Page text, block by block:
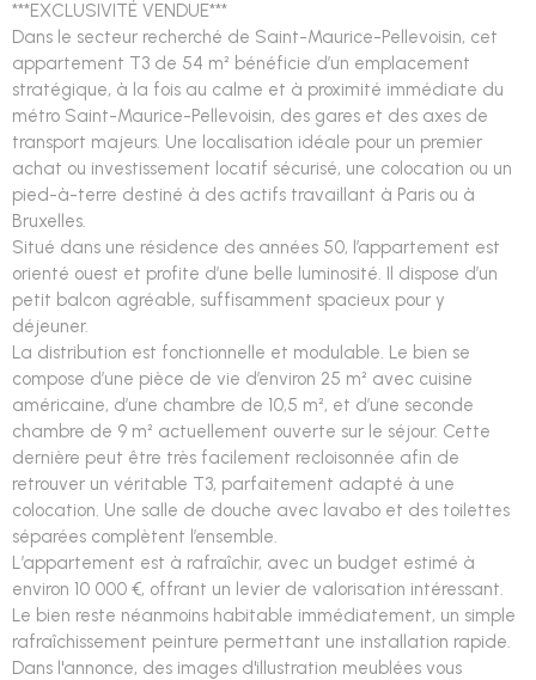
***EXCLUSIVITÉ VENDUE***
Dans le secteur recherché de Saint-Maurice-Pellevoisin, cet
appartement T3 de 54 m² bénéficie d’un emplacement
stratégique, à la fois au calme et à proximité immédiate du
métro Saint-Maurice-Pellevoisin, des gares et des axes de
transport majeurs. Une localisation idéale pour un premier
achat ou investissement locatif sécurisé, une colocation ou un
pied-à-terre destiné à des actifs travaillant à Paris ou à
Bruxelles.
Situé dans une résidence des années 50, l’appartement est
orienté ouest et profite d’une belle luminosité. Il dispose d’un
petit balcon agréable, suffisamment spacieux pour y
déjeuner.
La distribution est fonctionnelle et modulable. Le bien se
compose d’une pièce de vie d’environ 25 m² avec cuisine
américaine, d’une chambre de 10,5 m², et d’une seconde
chambre de 9 m² actuellement ouverte sur le séjour. Cette
dernière peut être très facilement recloisonnée afin de
retrouver un véritable T3, parfaitement adapté à une
colocation. Une salle de douche avec lavabo et des toilettes
séparées complètent l’ensemble.
L’appartement est à rafraîchir, avec un budget estimé à
environ 10 000 €, offrant un levier de valorisation intéressant.
Le bien reste néanmoins habitable immédiatement, un simple
rafraîchissement peinture permettant une installation rapide.
Dans l'annonce, des images d'illustration meublées vous